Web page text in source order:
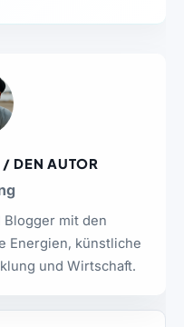
DEN AUTOR
mit den
Energien, künstliche
und Wirtschaft.